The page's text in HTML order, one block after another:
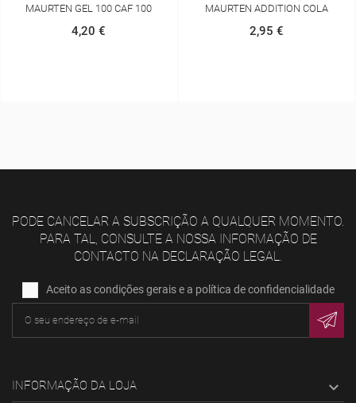
MAURTEN ADDITION COLA
2,95 €
TAILWIND ENDURANCE
2,90 €
PODE CANCELAR A SUBSCRIÇÃO A QUALQUER MOMENTO.
PARA TAL, CONSULTE A NOSSA INFORMAÇÃO DE
CONTACTO NA DECLARAÇÃO LEGAL.
Aceito as condições gerais e a política de confidencialidade
INFORMAÇÃO DA LOJA 